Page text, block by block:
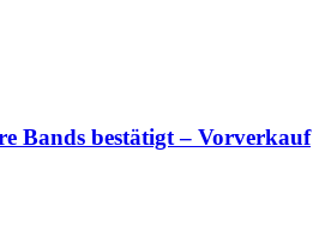
Bands bestätigt – Vorverkauf